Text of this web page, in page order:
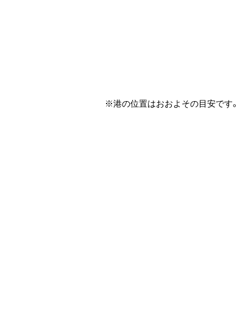
※港の位置はおおよその目安です